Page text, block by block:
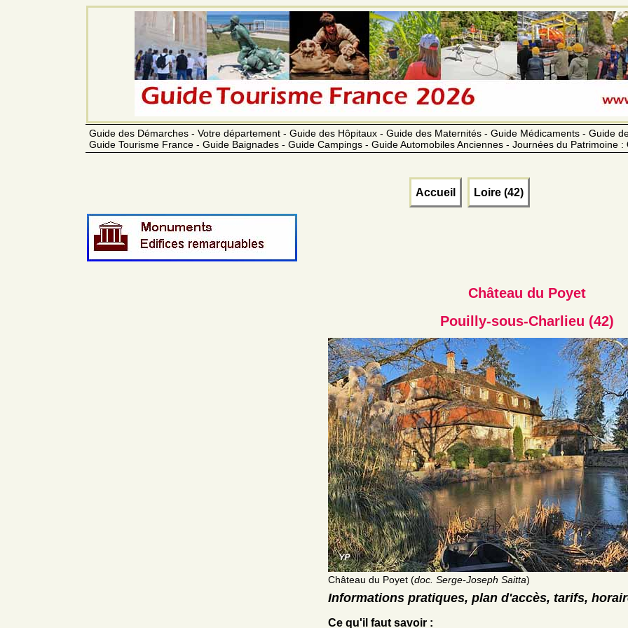
Guide des Démarches - Votre département - Guide des Hôpitaux - Guide des Maternités - Guide Médicaments - Guide
Guide Tourisme France - Guide Baignades - Guide Campings - Guide Automobiles Anciennes - Journées du Patrimoine :
Accueil Loire (42)
Château du Poyet
Pouilly-sous-Charlieu (42)
Château du Poyet (doc. Serge-Joseph Saitta)
Informations pratiques, plan d'accès, tarifs,
Ce qu'il faut savoir :